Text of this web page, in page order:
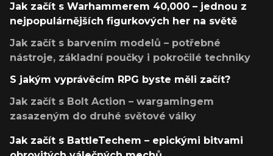
Jak začít s Warhammerem 40,000 – jednou z
nejpopulárnějších figurkových her na světě
Jak začít s barvením modelů – potřebné
nástroje, základní poučky i pokročilé techniky
S jakým vyprávěcím RPG byste měli začít?
Jak začít s Bolt Action – wargamingem
zasazeným do druhé světové války
Jak začít s BattleTechem – epickými bitvami